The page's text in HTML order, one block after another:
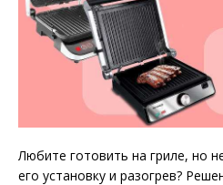
Любите готовить на гриле, но
его установку и разогрев?